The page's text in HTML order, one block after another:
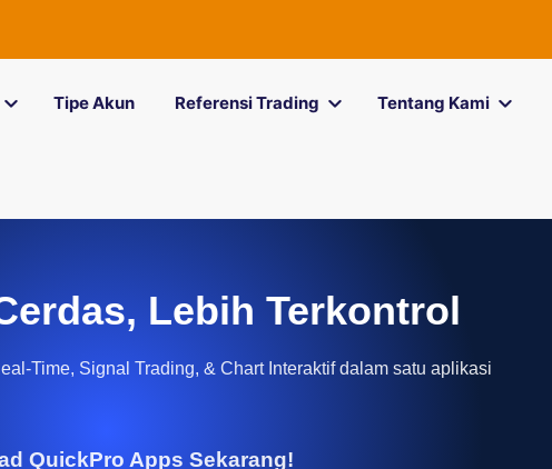
Tipe Akun Referensi Trading Tentang Kami
Lebih Terkontrol
Time, Signal Trading, & Chart Interaktif dalam satu aplikasi
QuickPro Apps Sekarang!